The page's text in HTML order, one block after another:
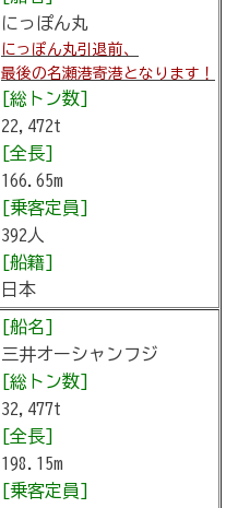
にっぽん丸
にっぽん丸引退前、
最後の名瀬港寄港となります！
[総トン数]
22,472t
[全長]
166.65m
[乗客定員]
392人
[船籍]
日本
[船名]
三井オーシャンフジ
[総トン数]
32,477t
[全長]
198.15m
[乗客定員]